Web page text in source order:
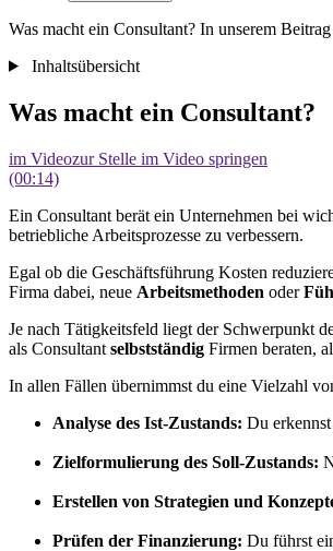
Was macht ein Consultant? In unserem
Inhaltsübersicht
Was macht ein Consultant?
im Videozur Stelle im Video springen
(00:14)
Ein Consultant berät ein Unternehmen bei
betriebliche Arbeitsprozesse zu verbessern.
Egal ob die Geschäftsführung Kosten
Firma dabei, neue Arbeitsmethoden oder
Je nach Tätigkeitsfeld liegt der Schwerpunkt
als Consultant selbstständig Firmen beraten,
In allen Fällen übernimmst du eine Vielzahl
Analyse des Ist-Zustands: Du
Zielformulierung des Soll-Zustands:
Erstellen von Strategien und
Prüfen der Finanzierung: Du führst